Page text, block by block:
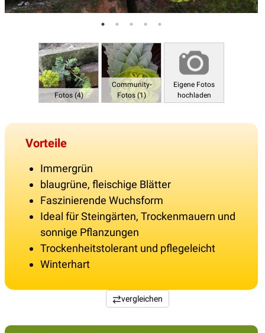
Fotos (4)
Community-
Fotos (1)
Eigene Fotos
hochladen
Vorteile
Immergrün
blaugrüne, fleischige Blätter
Faszinierende Wuchsform
Ideal für Steingärten, Trockenmauern und
sonnige Pflanzungen
Trockenheitstolerant und pflegeleicht
Winterhart
vergleichen